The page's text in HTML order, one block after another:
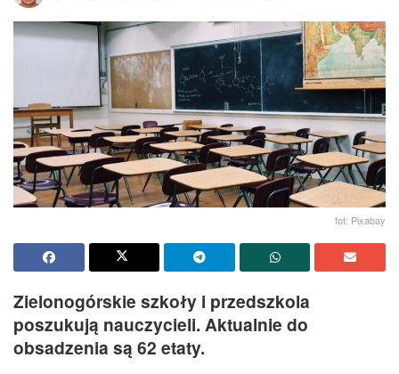
fot: Pixabay
Zielonogórskie szkoły i przedszkola
poszukują nauczycieli. Aktualnie do
obsadzenia są 62 etaty.